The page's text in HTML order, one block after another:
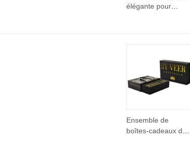
élégante pour
Ensemble de
boîtes-cadeaux de